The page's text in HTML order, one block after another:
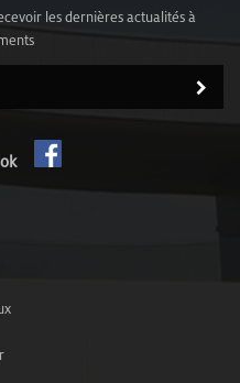
les dernières actualités à